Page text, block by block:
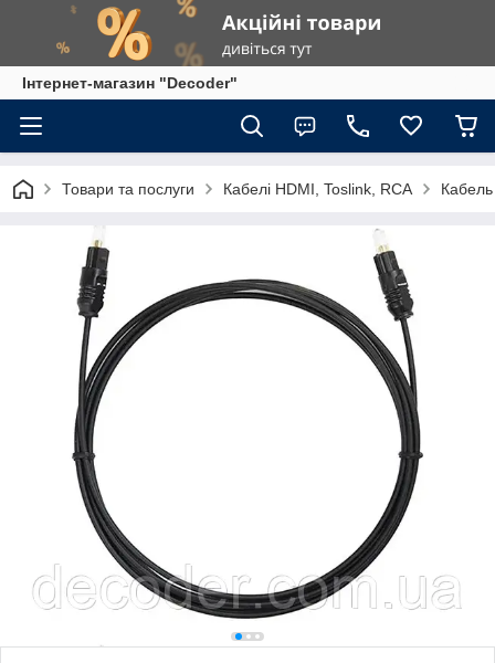
Інтернет-магазин "Decoder"
Товари та послуги Кабелі HDMI, Toslink, RCA